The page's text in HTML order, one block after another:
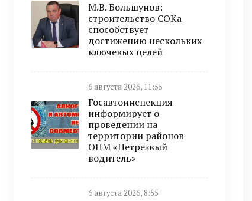
М.В. Большунов:
строительство СОКа
способствует
достижению нескольких
ключевых целей
6 августа 2026, 11:55
Госавтоинспекция
информирует о
проведении на
территории районов
ОПМ «Нетрезвый
водитель»
6 августа 2026, 8:55